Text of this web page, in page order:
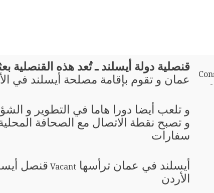
قنصلية دولة أيسلند ـ تُعد هذه القنصلية
عمان و تقوم بإقامة مصلحة أيسلند في
و تلعب أيضا دورا هاما في التطوير و
و تصبح نقطة الاتصال مع الصحافة
سفارات
أيسلند في عمان ترأسها Vacant قنصل
الأردن